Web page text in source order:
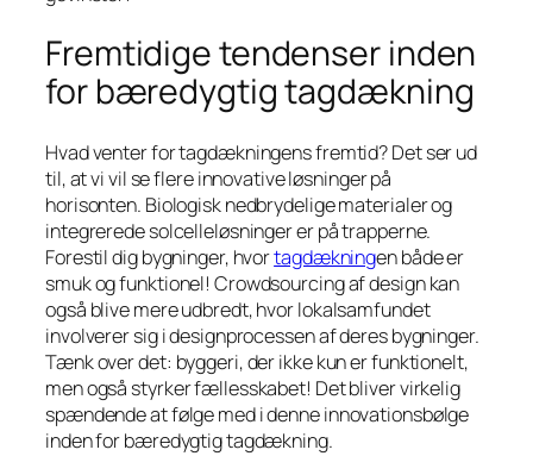
Fremtidige tendenser inden
for bæredygtig tagdækning
Hvad venter for tagdækningens fremtid? Det ser ud
til, at vi vil se flere innovative løsninger på
horisonten. Biologisk nedbrydelige materialer og
integrerede solcelleløsninger er på trapperne.
Forestil dig bygninger, hvortagdækningen både er
smuk og funktionel! Crowdsourcing af design kan
også blive mere udbredt, hvor lokalsamfundet
involverer sig i designprocessen af deres bygninger.
Tænk over det: byggeri, der ikke kun er funktionelt,
men også styrker fællesskabet! Det bliver virkelig
spændende at følge med i denne innovationsbølge
inden for bæredygtig tagdækning.